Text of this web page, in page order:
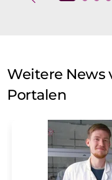
Weitere News
Portalen